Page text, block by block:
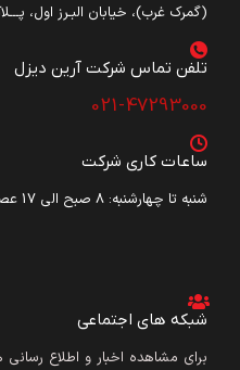
(گمرک غرب)، خیابان البـرز اول،
تلفن تماس شرکت آرین دیزل​
021-47293000
ساعات کاری شرکت
شنبه تا چهارشنبه: ۸ صبح الی 17 عصر
شبکه های اجتماعی
برای مشاهده اخبار و اطلاع